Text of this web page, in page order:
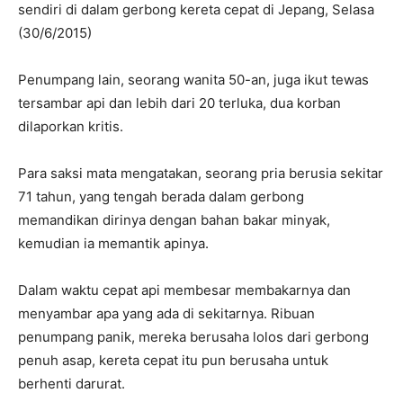
sendiri di dalam gerbong kereta cepat di Jepang, Selasa
(30/6/2015)
Penumpang lain, seorang wanita 50-an, juga ikut tewas
tersambar api dan lebih dari 20 terluka, dua korban
dilaporkan kritis.
Para saksi mata mengatakan, seorang pria berusia sekitar
71 tahun, yang tengah berada dalam gerbong
memandikan dirinya dengan bahan bakar minyak,
kemudian ia memantik apinya.
Dalam waktu cepat api membesar membakarnya dan
menyambar apa yang ada di sekitarnya. Ribuan
penumpang panik, mereka berusaha lolos dari gerbong
penuh asap, kereta cepat itu pun berusaha untuk
berhenti darurat.